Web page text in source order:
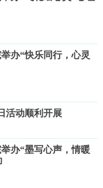
办“快乐同行，心灵
活动顺利开展
办“墨写心声，情暖